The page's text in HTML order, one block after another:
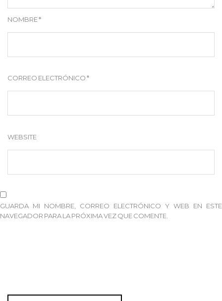
NOMBRE*
CORREO ELECTRÓNICO*
WEBSITE
GUARDA MI NOMBRE, CORREO ELECTRÓNICO Y WEB EN ESTE
NAVEGADOR PARA LA PRÓXIMA VEZ QUE COMENTE.